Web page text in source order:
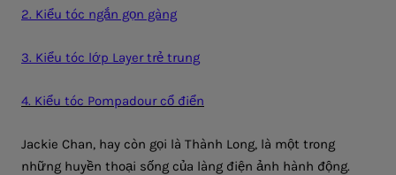
2. Kiểu tóc ngắn gọn gàng
3. Kiểu tóc lớp Layer trẻ trung
4. Kiểu tóc Pompadour cổ điển
Jackie Chan, hay còn gọi là Thành Long, là một trong
những huyền thoại sống của làng điện ảnh hành động.